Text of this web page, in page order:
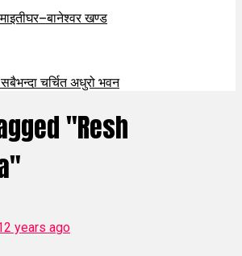
खण्ड
चर्चित अधुरो भवन
"Resh
years ago